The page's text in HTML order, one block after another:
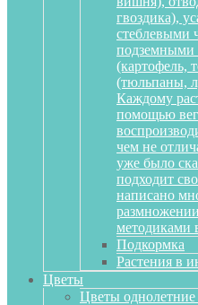
гвоздика),
стеблевыми
подземными
(картофель,
(тюльпаны,
Каждому
помощью
чем не
уже было
подходит
написано
методиками
Подкормка
Растения в
Цветы
Цветы однолетние